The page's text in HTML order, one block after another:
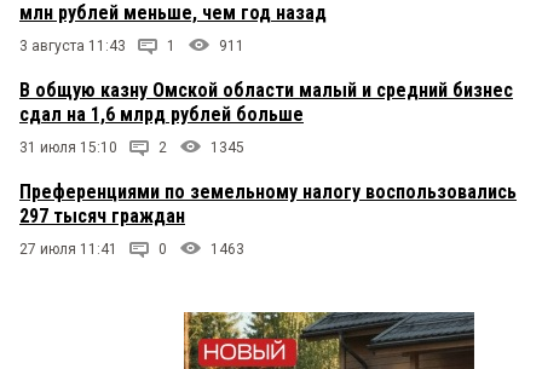
млн рублей меньше, чем год назад
3 августа 11:43 1 911
В общую казну Омской области малый и средний бизнес
сдал на 1,6 млрд рублей больше
31 июля 15:10 2 1345
Преференциями по земельному налогу воспользовались
297 тысяч граждан
27 июля 11:41 0 1463